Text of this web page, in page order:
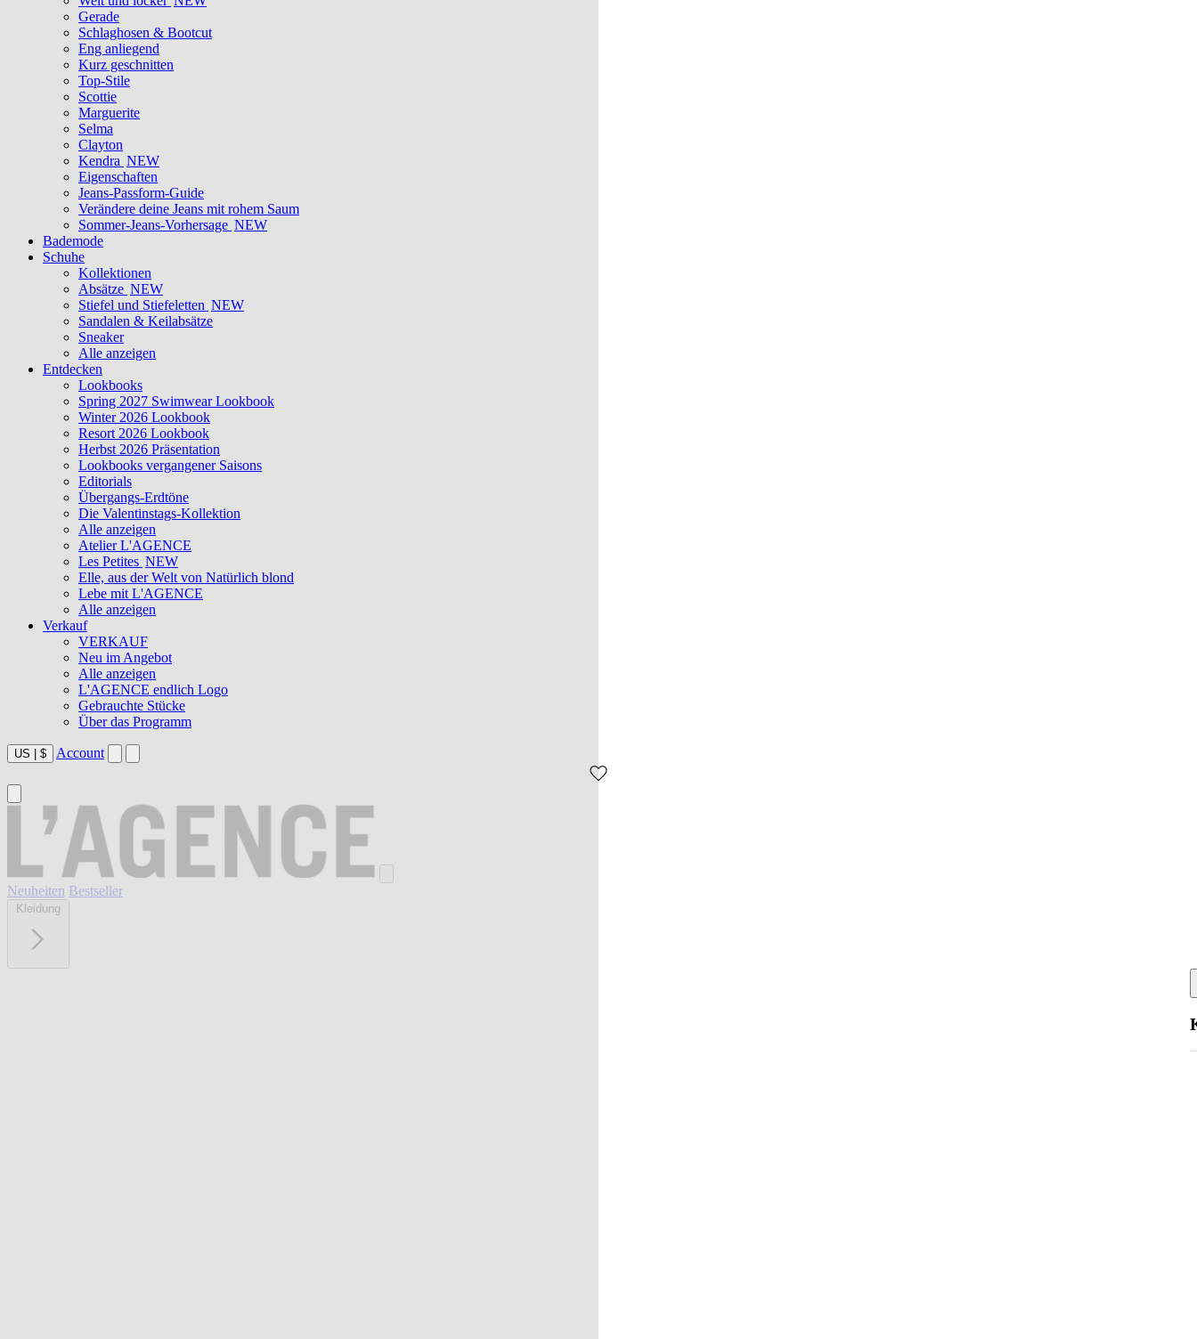
Gerade
Schlaghosen & Bootcut
Eng anliegend
Kurz geschnitten
Top-Stile
Scottie
Marguerite
Selma
Clayton
Kendra NEW
Eigenschaften
Jeans-Passform-Guide
Verändere deine Jeans mit rohem Saum
Sommer-Jeans-Vorhersage NEW
Bademode
Schuhe
Kollektionen
Absätze NEW
Stiefel und Stiefeletten NEW
Sandalen & Keilabsätze
Sneaker
Alle anzeigen
Entdecken
Lookbooks
Spring 2027 Swimwear Lookbook
Winter 2026 Lookbook
Resort 2026 Lookbook
Herbst 2026 Präsentation
Lookbooks vergangener Saisons
Editorials
Übergangs-Erdtöne
Die Valentinstags-Kollektion
Alle anzeigen
Atelier L'AGENCE
Les Petites NEW
Elle, aus der Welt von Natürlich blond
Lebe mit L'AGENCE
Alle anzeigen
Verkauf
VERKAUF
Neu im Angebot
Alle anzeigen
L'AGENCE endlich Logo
Gebrauchte Stücke
Über das Programm
US $ Account
Neuheiten Bestseller
Kleidung